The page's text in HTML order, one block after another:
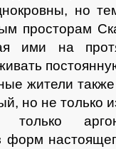
но
просторам
ими на
жители также
но не только
только
форм